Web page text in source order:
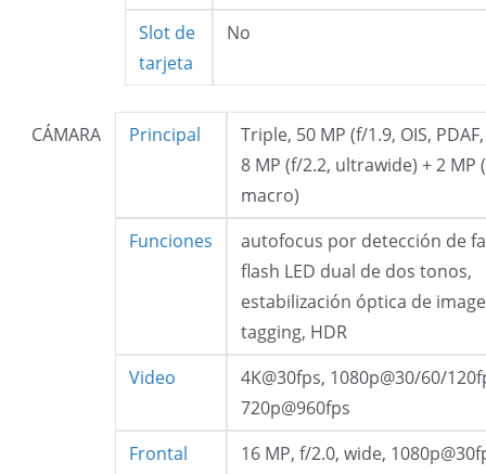
Slot de
tarjeta
No
CÁMARA Principal
Triple, 50 MP (f/1.9, OIS,
8 MP (f/2.2, ultrawide) + 2 MP
macro)
Funciones
autofocus por detección de
flash LED dual de dos tonos,
estabilización óptica de
tagging, HDR
Video
4K@30fps, 1080p@30/60/
720p@960fps
Frontal
16 MP, f/2.0, wide,